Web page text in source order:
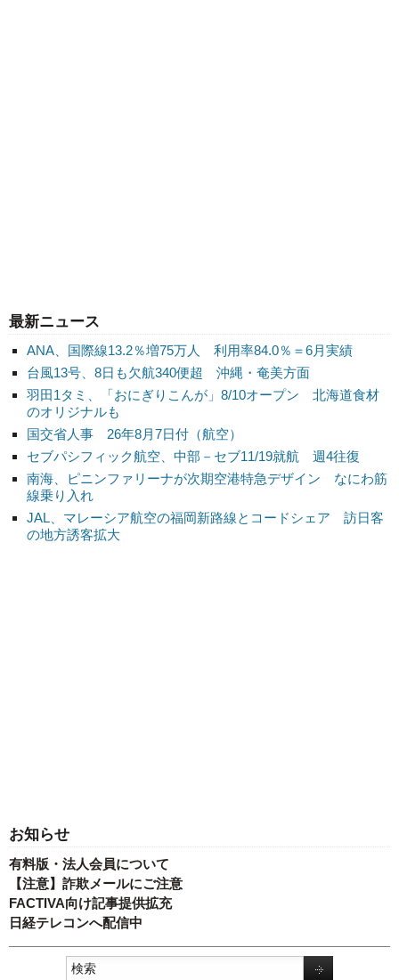
最新ニュース
ANA、国際線13.2％増75万人 利用率84.0％＝6月実績
台風13号、8日も欠航340便超 沖縄・奄美方面
羽田1タミ、「おにぎりこんが」8/10オープン 北海道食材
のオリジナルも
国交省人事 26年8月7日付（航空）
セブパシフィック航空、中部－セブ11/19就航 週4往復
南海、ピニンファリーナが次期空港特急デザイン なにわ筋
線乗り入れ
JAL、マレーシア航空の福岡新路線とコードシェア 訪日客
の地方誘客拡大
お知らせ
有料版・法人会員について
【注意】詐欺メールにご注意
FACTIVA向け記事提供拡充
日経テレコンへ配信中